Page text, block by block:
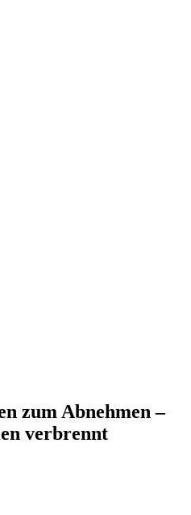
zum Abnehmen –
verbrennt